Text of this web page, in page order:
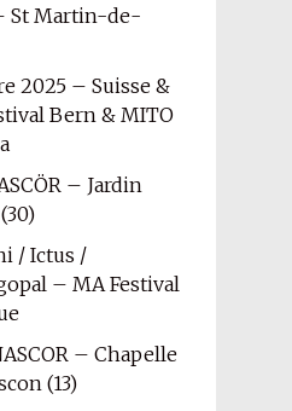
St Martin-de-
2025 – Suisse &
Bern & MITO
– Jardin
/ Ictus /
– MA Festival
– Chapelle
(13)